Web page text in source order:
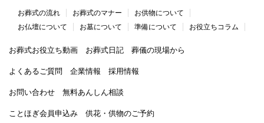
お葬式の流れ お葬式のマナー
お供物について
お仏壇について
お墓について 準備について お役立ちコラム
お葬式お役立ち動画 お葬式日記 葬儀の現場から
よくあるご質問 企業情報 採用情報
お問い合わせ 無料あんしん相談
ことほぎ会員申込み 供花・供物のご予約